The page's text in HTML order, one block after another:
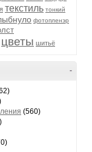
текстиль тонкий
фотопленэр
цветы шитьё
-
(560)